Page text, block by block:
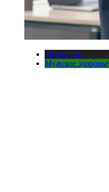
Медицина
Мужское здоровье